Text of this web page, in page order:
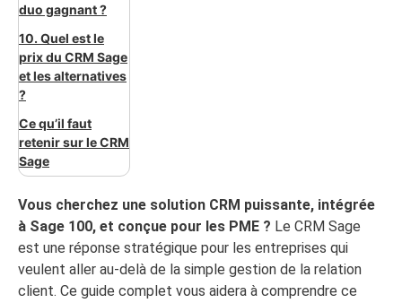
duo gagnant ?
10. Quel est le
prix du CRM Sage
et les alternatives
?
Ce qu’il faut
retenir sur le CRM
Sage
Vous cherchez une solution CRM puissante, intégrée
à Sage 100, et conçue pour les PME ? Le CRM Sage
est une réponse stratégique pour les entreprises qui
veulent aller au-delà de la simple gestion de la relation
client. Ce guide complet vous aidera à comprendre ce